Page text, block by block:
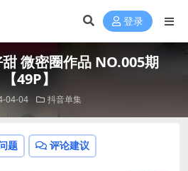
登录
微密圈作品 NO.005期
【49P】
04-04 抖音单集
题 评论建议